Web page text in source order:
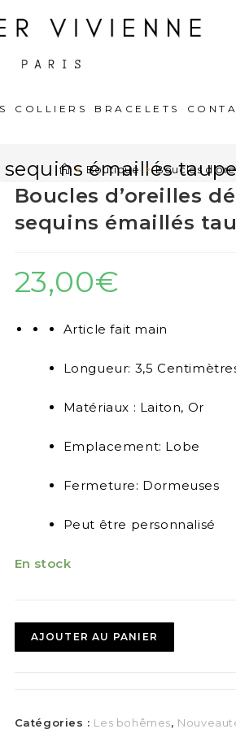
COLLIERS BRACELETS
sequins émaillés
> Boutique > Boucles
Boucles d’oreilles
sequins émaillés
23,00€
Article fait main
Longueur: 3,5
Matériaux : Laiton, Or
Emplacement: Lobe
Fermeture: Dormeuses
Peut être personnalisé
En stock
AJOUTER AU PANIER
Catégories : Les bohêmes,